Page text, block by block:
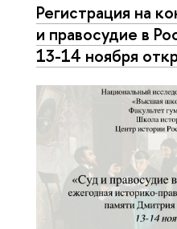
Регистрация на
и правосудие в
13-14 ноября